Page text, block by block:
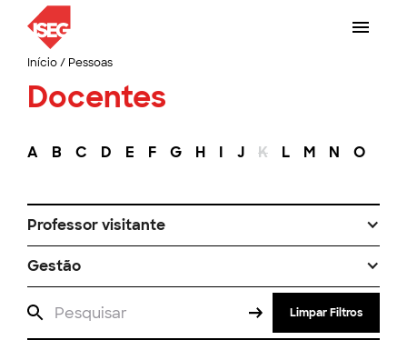
Início/ Pessoas
Docentes
A B C D E F G H I J K L M N O
Professor visitante
Gestão
Limpar Filtros